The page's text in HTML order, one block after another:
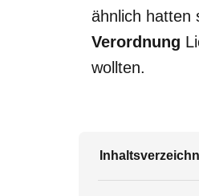
ähnlich hatten
Verordnung
wollten.